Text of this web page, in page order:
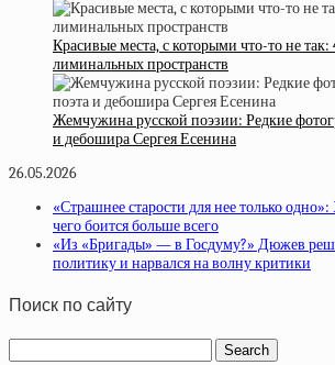
Красивые места, с которыми что-то не
лиминальных пространств
Жемчужина русской поэзии: Редкие
и дебошира Сергея Есенина
26.05.2026
«Страшнее старости для нее только
чего боится больше всего
«Из «Бригады» — в Госдуму?» Дюжев
политику и нарвался на волну критики
Поиск по сайту